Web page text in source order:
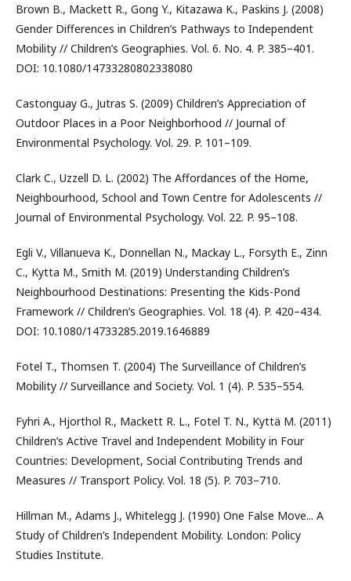
Brown B., Mackett R., Gong Y., Kitazawa K., Paskins J. (2008)
Gender Differences in Children’s Pathways to Independent
Mobility // Children’s Geographies. Vol. 6. No. 4. P. 385–401.
DOI: 10.1080/14733280802338080
Castonguay G., Jutras S. (2009) Children’s Appreciation of
Outdoor Places in a Poor Neighborhood // Journal of
Environmental Psychology. Vol. 29. P. 101–109.
Clark C., Uzzell D. L. (2002) The Affordances of the Home,
Neighbourhood, School and Town Centre for Adolescents //
Journal of Environmental Psychology. Vol. 22. P. 95–108.
Egli V., Villanueva K., Donnellan N., Mackay L., Forsyth E., Zinn
C., Kytta M., Smith M. (2019) Understanding Children’s
Neighbourhood Destinations: Presenting the Kids-Pond
Framework // Children’s Geographies. Vol. 18 (4). P. 420–434.
DOI: 10.1080/14733285.2019.1646889
Fotel T., Thomsen T. (2004) The Surveillance of Children’s
Mobility // Surveillance and Society. Vol. 1 (4). P. 535–554.
Fyhri A., Hjorthol R., Mackett R. L., Fotel T. N., Kyttä M. (2011)
Children’s Active Travel and Independent Mobility in Four
Countries: Development, Social Contributing Trends and
Measures // Transport Policy. Vol. 18 (5). P. 703–710.
Hillman M., Adams J., Whitelegg J. (1990) One False Move... A
Study of Children’s Independent Mobility. London: Policy
Studies Institute.